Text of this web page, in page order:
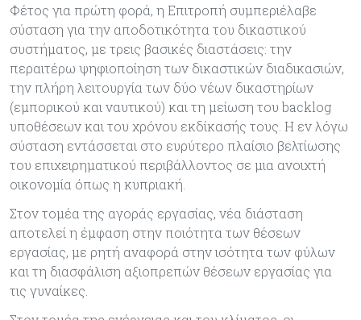
Φέτος για πρώτη φορά, η Επιτροπή συμπεριέλαβε
σύσταση για την αποδοτικότητα του δικαστικού
συστήματος, με τρεις βασικές διαστάσεις: την
περαιτέρω ψηφιοποίηση των δικαστικών διαδικασιών,
την πλήρη λειτουργία των δύο νέων δικαστηρίων
(εμπορικού και ναυτικού) και τη μείωση του backlog
υποθέσεων και του χρόνου εκδίκασής τους. Η εν λόγω
σύσταση εντάσσεται στο ευρύτερο πλαίσιο βελτίωσης
του επιχειρηματικού περιβάλλοντος σε μια ανοιχτή
οικονομία όπως η κυπριακή.
Στον τομέα της αγοράς εργασίας, νέα διάσταση
αποτελεί η έμφαση στην ποιότητα των θέσεων
εργασίας, με ρητή αναφορά στην ισότητα των φύλων
και τη διασφάλιση αξιοπρεπών θέσεων εργασίας για
τις γυναίκες.